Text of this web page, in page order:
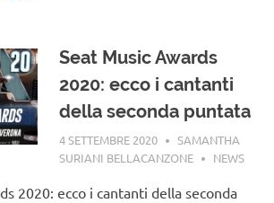
Seat Music Awards
2020: ecco i cantanti
della seconda puntata
4 SETTEMBRE 2020
SAMANTHA
SURIANI BELLACANZONE
NEWS
2020: ecco i cantanti della seconda